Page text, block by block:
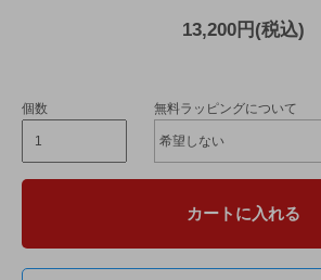
13,200円(税込)
個数 無料ラッピングについて
カートに入れる